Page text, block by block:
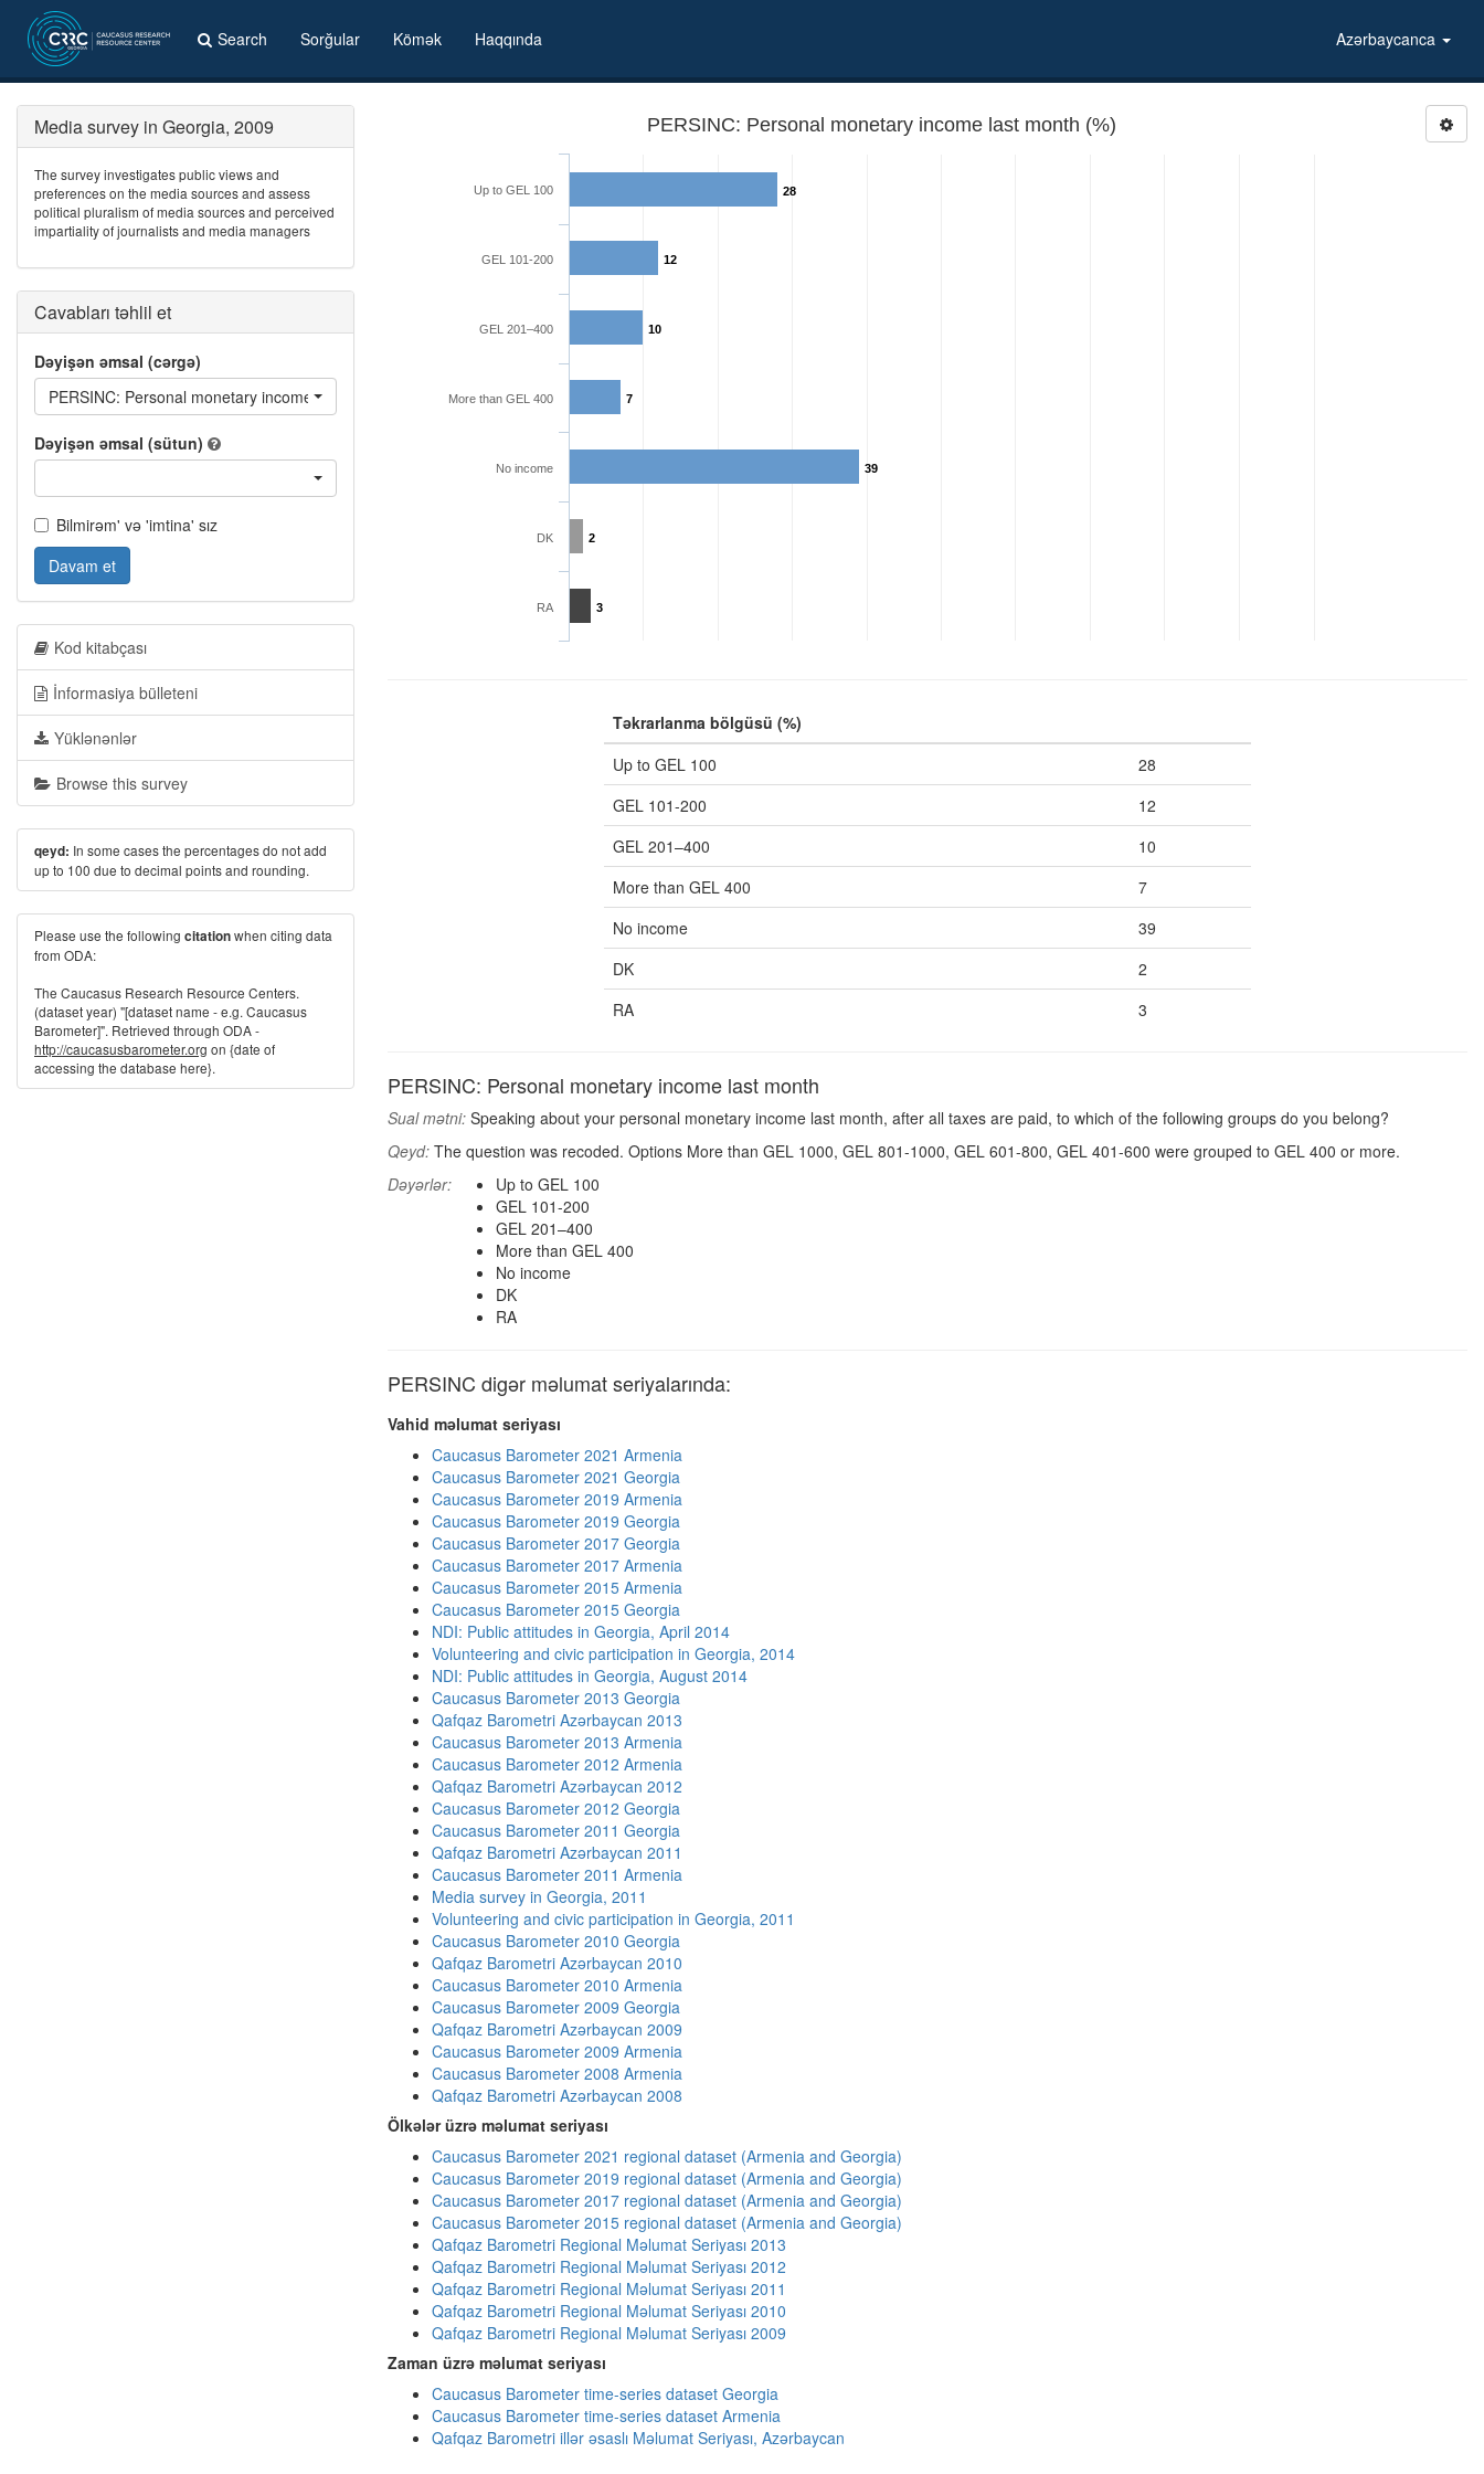
Search Sorğular Kömək Haqqında Azərbaycanca
PERSINC: Personal monetary income last month (%)
28
12
10
7
39
2
3
Up to GEL 100
GEL 101-200
GEL 201–400
More than GEL 400
No income
DK
RA
Təkrarlanma bölgüsü (%)
Up to GEL 100
28
GEL 101-200
12
GEL 201–400
10
More than GEL 400
7
No income
39
DK
2
RA
3
PERSINC: Personal monetary income last month
Sual mətni: Speaking about your personal monetary income last month, after all taxes are paid, to which of the following groups do you belong?
Qeyd: The question was recoded. Options More than GEL 1000, GEL 801-1000, GEL 601-800, GEL 401-600 were grouped to GEL 400 or more.
Dəyərlər:
Up to GEL 100
GEL 101-200
GEL 201–400
More than GEL 400
No income
DK
RA
PERSINC digər məlumat seriyalarında:
Vahid məlumat seriyası
Caucasus Barometer 2021 Armenia
Caucasus Barometer 2021 Georgia
Caucasus Barometer 2019 Armenia
Caucasus Barometer 2019 Georgia
Caucasus Barometer 2017 Georgia
Caucasus Barometer 2017 Armenia
Caucasus Barometer 2015 Armenia
Caucasus Barometer 2015 Georgia
NDI: Public attitudes in Georgia, April 2014
Volunteering and civic participation in Georgia, 2014
NDI: Public attitudes in Georgia, August 2014
Caucasus Barometer 2013 Georgia
Qafqaz Barometri Azərbaycan 2013
Caucasus Barometer 2013 Armenia
Caucasus Barometer 2012 Armenia
Qafqaz Barometri Azərbaycan 2012
Caucasus Barometer 2012 Georgia
Caucasus Barometer 2011 Georgia
Qafqaz Barometri Azərbaycan 2011
Caucasus Barometer 2011 Armenia
Media survey in Georgia, 2011
Volunteering and civic participation in Georgia, 2011
Caucasus Barometer 2010 Georgia
Qafqaz Barometri Azərbaycan 2010
Caucasus Barometer 2010 Armenia
Caucasus Barometer 2009 Georgia
Qafqaz Barometri Azərbaycan 2009
Caucasus Barometer 2009 Armenia
Caucasus Barometer 2008 Armenia
Qafqaz Barometri Azərbaycan 2008
Ölkələr üzrə məlumat seriyası
Caucasus Barometer 2021 regional dataset (Armenia and Georgia)
Caucasus Barometer 2019 regional dataset (Armenia and Georgia)
Caucasus Barometer 2017 regional dataset (Armenia and Georgia)
Caucasus Barometer 2015 regional dataset (Armenia and Georgia)
Qafqaz Barometri Regional Məlumat Seriyası 2013
Qafqaz Barometri Regional Məlumat Seriyası 2012
Qafqaz Barometri Regional Məlumat Seriyası 2011
Qafqaz Barometri Regional Məlumat Seriyası 2010
Qafqaz Barometri Regional Məlumat Seriyası 2009
Zaman üzrə məlumat seriyası
Caucasus Barometer time-series dataset Georgia
Caucasus Barometer time-series dataset Armenia
Qafqaz Barometri illər əsaslı Məlumat Seriyası, Azərbaycan
Media survey in Georgia, 2009
The survey investigates public views and
preferences on the media sources and assess
political pluralism of media sources and perceived
impartiality of journalists and media managers
Cavabları təhlil et
Dəyişən əmsal (cərgə)
PERSINC: Personal monetary income last month
Dəyişən əmsal (sütun)
Bilmirəm' və 'imtina' sız
Davam et
Kod kitabçası
İnformasiya bülleteni
Yüklənənlər
Browse this survey
qeyd: In some cases the percentages do not add
up to 100 due to decimal points and rounding.
Please use the following citationwhen citing data
from ODA:
The Caucasus Research Resource Centers.
(dataset year) "[dataset name - e.g. Caucasus
Barometer]". Retrieved through ODA -
http://caucasusbarometer.org on {date of
accessing the database here}.